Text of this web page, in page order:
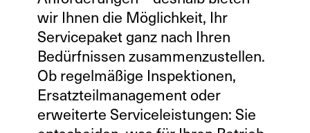
Kontakt
Infocenter
AGB
Datenschutz
wir Ihnen die Möglichkeit, Ihr
Servicepaket ganz nach Ihren
Bedürfnissen zusammenzustellen.
Ob regelmäßige Inspektionen,
Ersatzteilmanagement oder
erweiterte Serviceleistungen: Sie